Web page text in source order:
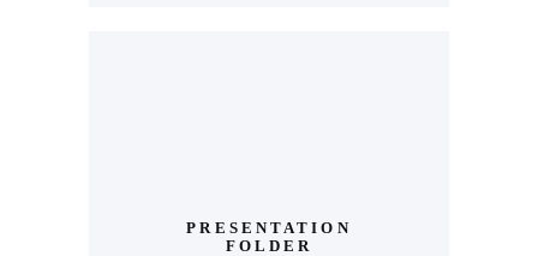
PRESENTATION
FOLDER